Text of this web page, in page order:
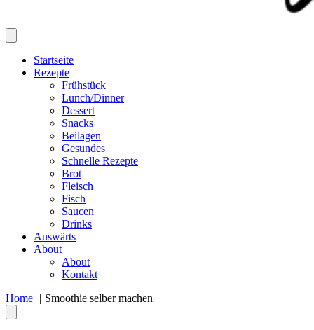
Startseite
Rezepte
Frühstück
Lunch/Dinner
Dessert
Snacks
Beilagen
Gesundes
Schnelle Rezepte
Brot
Fleisch
Fisch
Saucen
Drinks
Auswärts
About
About
Kontakt
Home
Smoothie selber machen